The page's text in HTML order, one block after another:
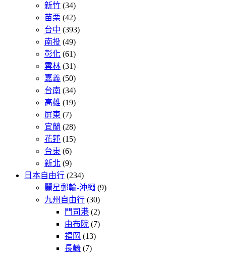
新竹 (34)
苗栗 (42)
台中 (393)
南投 (49)
彰化 (61)
雲林 (31)
嘉義 (50)
台南 (34)
高雄 (19)
屏東 (7)
宜蘭 (28)
花蓮 (15)
台東 (6)
新北 (9)
日本自由行 (234)
麗星郵輪-沖繩 (9)
九州自由行 (30)
門司港 (2)
由布院 (7)
福岡 (13)
長崎 (7)